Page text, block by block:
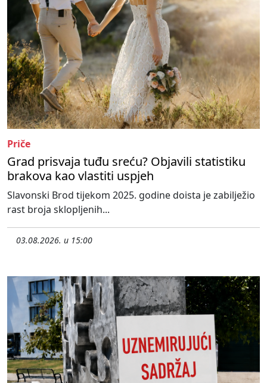
Priče
Grad prisvaja tuđu sreću? Objavili statistiku
brakova kao vlastiti uspjeh
Slavonski Brod tijekom 2025. godine doista je zabilježio
rast broja sklopljenih...
03.08.2026. u 15:00